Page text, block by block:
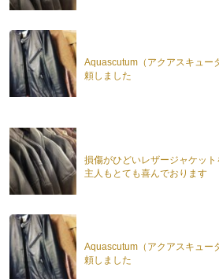
Aquascutum（アクアスキュー
頼しました
損傷がひどいレザージャケット
主人もとても喜んでおります
Aquascutum（アクアスキュー
頼しました